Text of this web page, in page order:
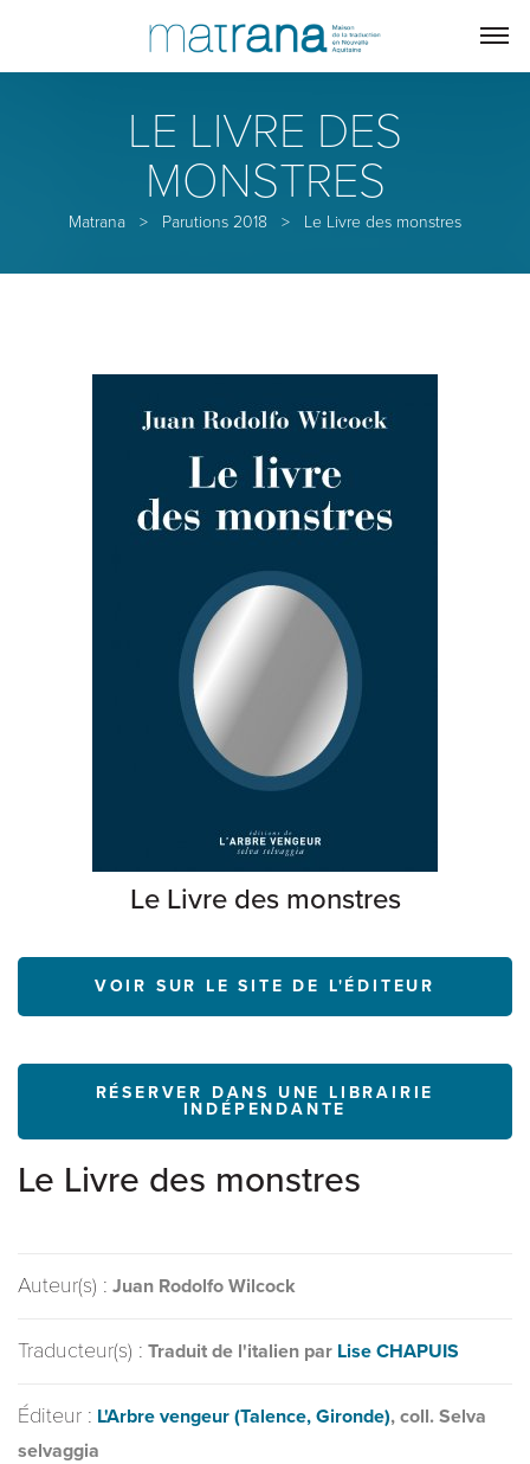
LE LIVRE DES
MONSTRES
Matrana > Parutions 2018 > Le Livre des monstres
Le Livre des monstres
VOIR SUR LE SITE DE L'ÉDITEUR
RÉSERVER DANS UNE LIBRAIRIE
INDÉPENDANTE
Le Livre des monstres
Auteur(s) : Juan Rodolfo Wilcock
Traducteur(s) : Traduit de l'italien par Lise CHAPUIS
Éditeur : L'Arbre vengeur (Talence, Gironde), coll. Selva
selvaggia